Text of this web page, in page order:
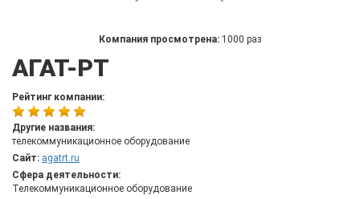
Компания просмотрена: 1000 раз
АГАТ-РТ
Рейтинг компании:
Другие названия:
телекоммуникационное оборудование
Сайт: agatrt.ru
Сфера деятельности:
Телекоммуникационное оборудование